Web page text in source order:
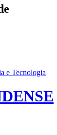
e Tecnologia